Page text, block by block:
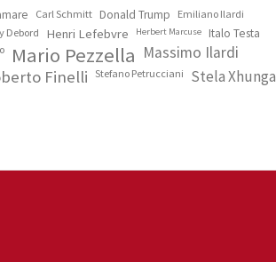
Carl Schmitt Donald Trump Emiliano Ilardi
Debord Henri Lefebvre Herbert Marcuse Italo Testa
Mario Pezzella Massimo Ilardi
Finelli Stefano Petrucciani
Stela Xhunga